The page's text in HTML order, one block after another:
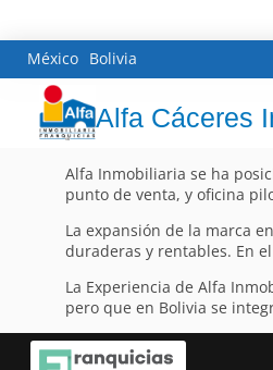
México Bolivia
Alfa Cáceres
Alfa Inmobiliaria se ha
punto de venta, y oficina
La expansión de la marca
duraderas y rentables. En
La Experiencia de Alfa
pero que en Bolivia se